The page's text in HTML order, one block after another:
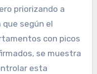
priorizando a
que según el
con picos
se muestra
esta